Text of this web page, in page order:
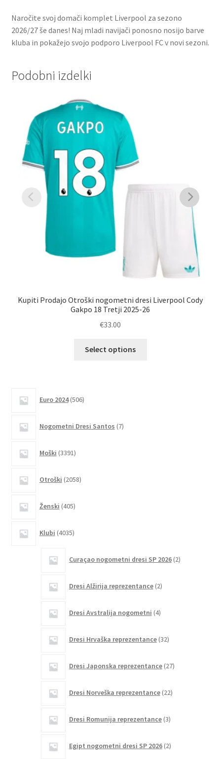
Naročite svoj domači komplet Liverpool za sezono
2026/27 še danes! Naj mladi navijači ponosno nosijo barve
kluba in pokažejo svojo podporo Liverpool FC v novi sezoni.
Podobni izdelki
Kupiti Prodajo Otroški nogometni dresi Liverpool Cody
Gakpo 18 Tretji 2025-26
€33.00
Select options
Euro 2024 506izdelkov
Nogometni Dresi Santos 7izdelkov
Moški 3391izdelkov
Otroški 2058izdelkov
Ženski 405izdelkov
Klubi 4035izdelkov
Curaçao nogometni dresi SP 2026 2izdelka
Dresi Alžirija reprezentance 2izdelka
Dresi Avstralija nogometni 4izdelki
Dresi Hrvaška reprezentance 32izdelkov
Dresi Japonska reprezentance 27izdelkov
Dresi Norveška reprezentance 22izdelkov
Dresi Romunija reprezentance 3izdelki
Egipt nogometni dresi SP 2026 2izdelka